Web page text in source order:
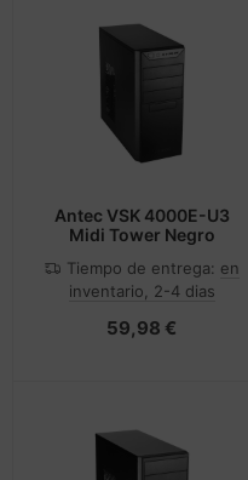
Antec VSK 4000E-U3
Midi Tower Negro
Tiempo de entrega: en
inventario, 2-4 dias
59,98 €